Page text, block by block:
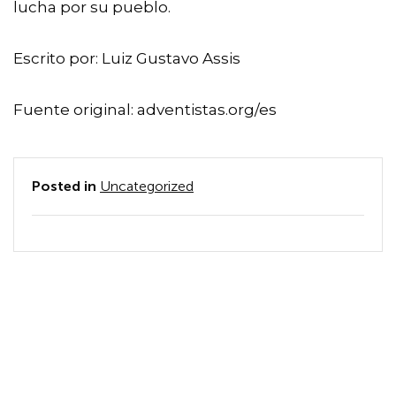
lucha por su pueblo.
Escrito por: Luiz Gustavo Assis
Fuente original: adventistas.org/es
Posted in Uncategorized